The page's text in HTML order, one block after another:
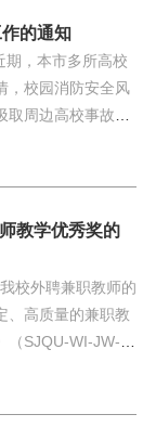
用关系不纳入本
原则：坚持“客观
综合考量兼职教师
（二）核心依
三、考核内容及等
守廉洁自律等情
定为考核不合
、课件贴合教学
的通知
，本市多所高校
，校园消防安全风
周边高校事故教
高校锂离子电池
管控体系各单位
共管、失职追
“校、院、室”三级
池安全管理职责，
备管理全覆盖。
电池电瓶进入宿
（二）资产管理
教学优秀奖的
校外聘兼职教师的
、高质量的兼职教
（SJQU-WI-JW-
奖。一、评选对